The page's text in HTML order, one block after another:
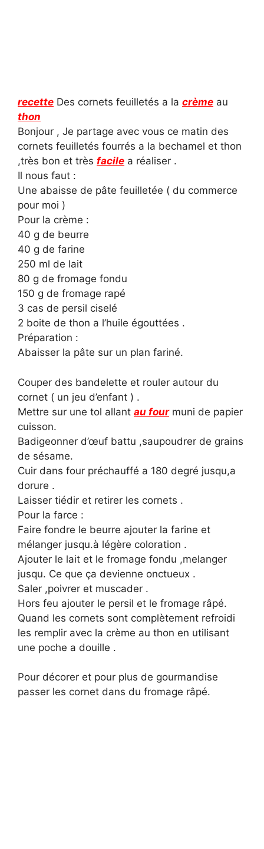
recette Des cornets feuilletés a la crème au
thon
Bonjour , Je partage avec vous ce matin des
cornets feuilletés fourrés a la bechamel et thon
,très bon et très facile a réaliser .
Il nous faut :
Une abaisse de pâte feuilletée ( du commerce
pour moi )
Pour la crème :
40 g de beurre
40 g de farine
250 ml de lait
80 g de fromage fondu
150 g de fromage rapé
3 cas de persil ciselé
2 boite de thon a l’huile égouttées .
Préparation :
Abaisser la pâte sur un plan fariné.
Couper des bandelette et rouler autour du
cornet ( un jeu d’enfant ) .
Mettre sur une tol allant au fourmuni de papier
cuisson.
Badigeonner d’œuf battu ,saupoudrer de grains
de sésame.
Cuir dans four préchauffé a 180 degré jusqu,a
dorure .
Laisser tiédir et retirer les cornets .
Pour la farce :
Faire fondre le beurre ajouter la farine et
mélanger jusqu.à légère coloration .
Ajouter le lait et le fromage fondu ,melanger
jusqu. Ce que ça devienne onctueux .
Saler ,poivrer et muscader .
Hors feu ajouter le persil et le fromage râpé.
Quand les cornets sont complètement refroidi
les remplir avec la crème au thon en utilisant
une poche a douille .
Pour décorer et pour plus de gourmandise
passer les cornet dans du fromage râpé.